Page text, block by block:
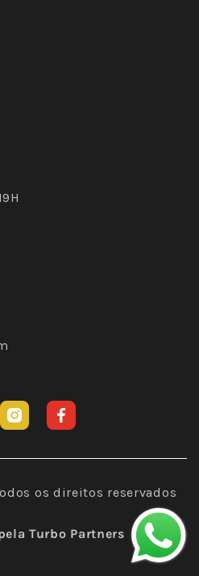
Facebook
Instagram
os direitos reservados
Turbo Partners